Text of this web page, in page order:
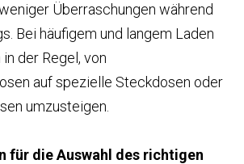
Überraschungen während
Bei häufigem und langem Laden
der Regel, von
auf spezielle Steckdosen oder
umzusteigen.
für die Auswahl des richtigen